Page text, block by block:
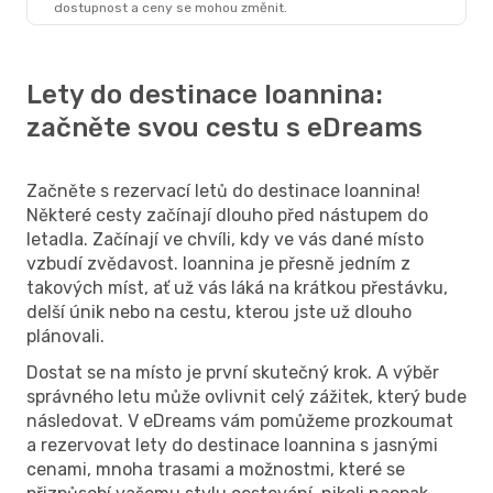
Ioánnina- Praha
dostupnost a ceny se mohou změnit.
Lety do destinace Ioannina:
začněte svou cestu s eDreams
Začněte s rezervací letů do destinace Ioannina!
Některé cesty začínají dlouho před nástupem do
letadla. Začínají ve chvíli, kdy ve vás dané místo
vzbudí zvědavost. Ioannina je přesně jedním z
takových míst, ať už vás láká na krátkou přestávku,
delší únik nebo na cestu, kterou jste už dlouho
plánovali.
Dostat se na místo je první skutečný krok. A výběr
správného letu může ovlivnit celý zážitek, který bude
následovat. V eDreams vám pomůžeme prozkoumat
a rezervovat lety do destinace Ioannina s jasnými
cenami, mnoha trasami a možnostmi, které se